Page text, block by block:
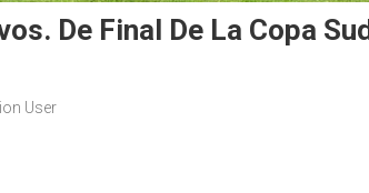
De Final De La Copa
User